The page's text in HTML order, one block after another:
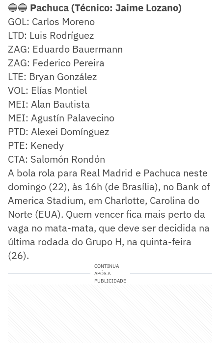
🔵🔵 Pachuca (Técnico: Jaime Lozano)
GOL: Carlos Moreno
LTD: Luis Rodríguez
ZAG: Eduardo Bauermann
ZAG: Federico Pereira
LTE: Bryan González
VOL: Elías Montiel
MEI: Alan Bautista
MEI: Agustín Palavecino
PTD: Alexei Domínguez
PTE: Kenedy
CTA: Salomón Rondón
A bola rola para Real Madrid e Pachuca neste
domingo (22), às 16h (de Brasília), no Bank of
America Stadium, em Charlotte, Carolina do
Norte (EUA). Quem vencer fica mais perto da
vaga no mata-mata, que deve ser decidida na
última rodada do Grupo H, na quinta-feira
(26).
CONTINUA
APÓS A
PUBLICIDADE